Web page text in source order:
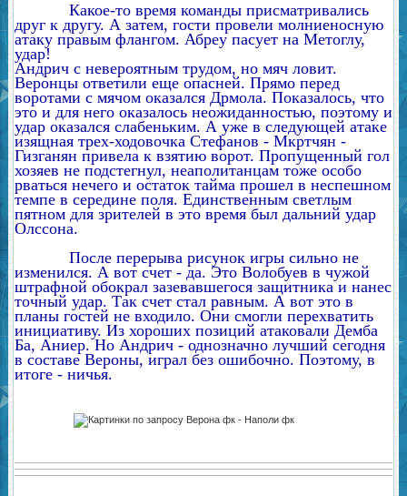
Какое-то время команды присматривались
друг к другу. А затем, гости провели молниеносную
атаку правым флангом. Абреу пасует на Метоглу,
удар!
Андрич с невероятным трудом, но мяч ловит.
Веронцы ответили еще опасней. Прямо перед
воротами с мячом оказался Дрмола. Показалось, что
это и для него оказалось неожиданностью, поэтому и
удар оказался слабеньким. А уже в следующей атаке
изящная трех-ходовочка Стефанов - Мкртчян -
Гизганян привела к взятию ворот. Пропущенный гол
хозяев не подстегнул, неаполитанцам тоже особо
рваться нечего и остаток тайма прошел в неспешном
темпе в середине поля. Единственным светлым
пятном для зрителей в это время был дальний удар
Олссона.
После перерыва рисунок игры сильно не
изменился. А вот счет - да. Это Волобуев в чужой
штрафной обокрал зазевавшегося защитника и нанес
точный удар. Так счет стал равным. А вот это в
планы гостей не входило. Они смогли перехватить
инициативу. Из хороших позиций атаковали Демба
Ба, Аниер. Но Андрич - однозначно лучший сегодня
в составе Вероны, играл без ошибочно. Поэтому, в
итоге - ничья.